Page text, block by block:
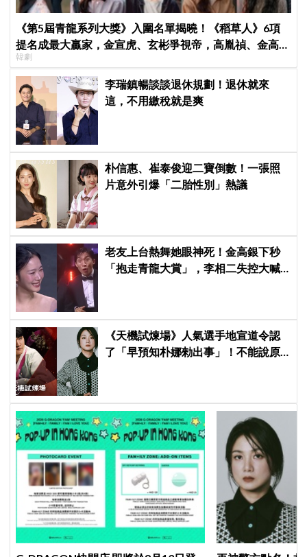
《第5屆青龍系列大獎》入圍名單揭曉！《稻草人》6項
提名成最大贏家，金宣虎、玄彬爭視帝，高胤禎、金高銀
角逐視后！
韓劇
李瑞鎮暢談談退休規劃！退休就來
這，不用繳稅就是爽
朴信惠、崔泰俊迎二寶倒數！一張照
片意外引爆「二胎性別」熱議
老友上台熱舞她眼神死！金高銀下秒
「抱走青龍大賞」，李相二失控大喊
《天機試煉場》人氣選手地宣道令認
了「早預知朴娜勑出事」！不能說原